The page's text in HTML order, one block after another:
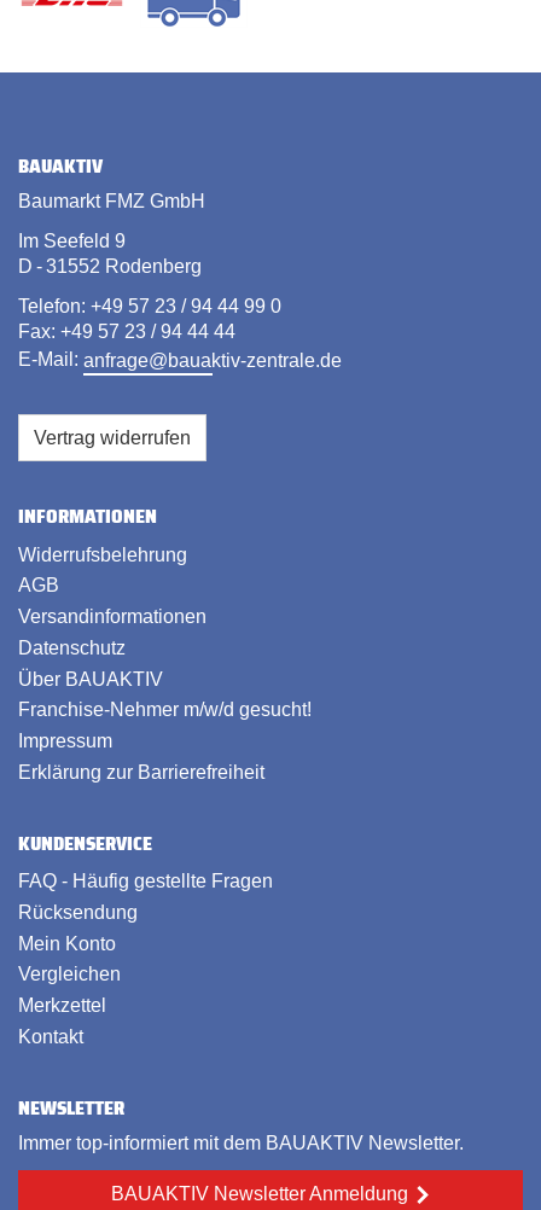
BAUAKTIV
Baumarkt FMZ GmbH
Im Seefeld 9
D - 31552 Rodenberg
Telefon: +49 57 23 / 94 44 99 0
Fax: +49 57 23 / 94 44 44
E-Mail: anfrage@bauaktiv-zentrale.de
Vertrag widerrufen
INFORMATIONEN
Widerrufsbelehrung
AGB
Versandinformationen
Datenschutz
Über BAUAKTIV
Franchise-Nehmer m/w/d gesucht!
Impressum
Erklärung zur Barrierefreiheit
KUNDENSERVICE
FAQ - Häufig gestellte Fragen
Rücksendung
Mein Konto
Vergleichen
Merkzettel
Kontakt
NEWSLETTER
Immer top-informiert mit dem BAUAKTIV Newsletter.
BAUAKTIV Newsletter Anmeldung